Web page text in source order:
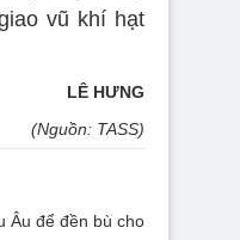
vũ khí hạt
LÊ HƯNG
(Nguồn: TASS)
Âu để đền bù cho